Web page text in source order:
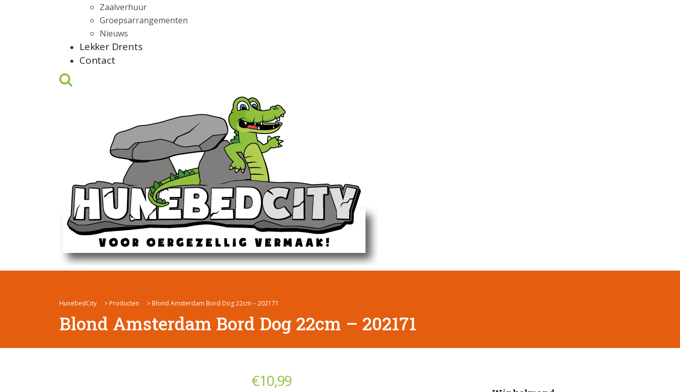
Zaalverhuur
Groepsarrangementen
Nieuws
Lekker Drents
Contact
HunebedCity > Producten > Blond Amsterdam Bord Dog 22cm – 202171
Blond Amsterdam Bord Dog 22cm – 202171
€10,99